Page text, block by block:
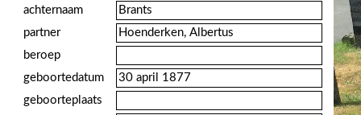
achternaam
partner
beroep
geboortedatum
geboorteplaats